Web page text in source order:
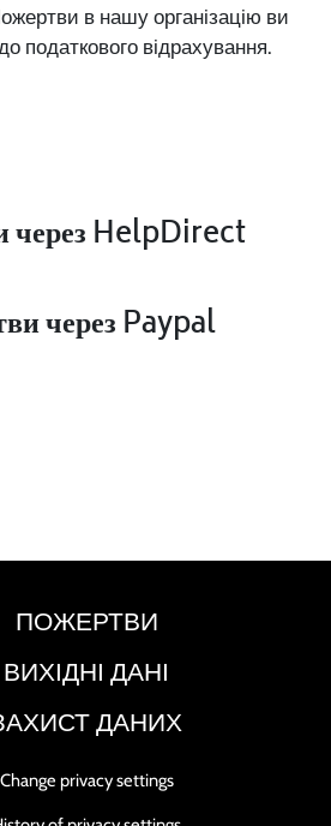
в нашу організацію ви
податкового відрахування.
через HelpDirect
через Paypal
ПОЖЕРТВИ
ВИХІДНІ ДАНІ
ДАНИХ
Change privacy settings